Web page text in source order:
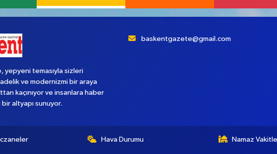
yepyeni temasıyla sizleri
ve modernizmi bir araya
kaçınıyor ve insanlara haber
altyapı sunuyor.
baskentgazete@gmail.com
Hava Durumu Namaz